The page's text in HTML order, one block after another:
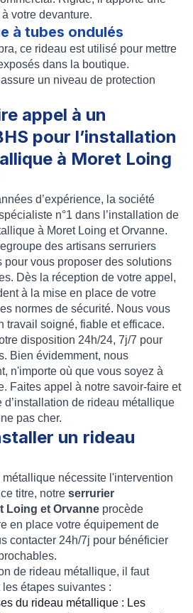
votre devanture.
à tubes ondulés
, ce rideau est utilisé pour mettre
dans la boutique.
un niveau de protection
appel à un
pour l’installation
à Moret Loing
d’expérience, la société
n°1 dans l’installation de
à Moret Loing et Orvanne.
des artisans serruriers
pour vous proposer des solutions
Dès la réception de votre appel,
à la mise en place de votre
normes de sécurité. Nous vous
travail soigné, fiable et efficace.
disposition 24h/24, 7j/7 pour
Bien évidemment, nous
n'importe où que vous soyez à
. Faites appel à notre savoir-faire et
installation de rideau métallique
pas cher.
un rideau
nécessite l'intervention
titre, notre serrurier
Loing et Orvanne procède
en place votre équipement de
contacter 24h/7j pour bénéficier
de rideau métallique, il faut
étapes suivantes :
du rideau métallique : Les